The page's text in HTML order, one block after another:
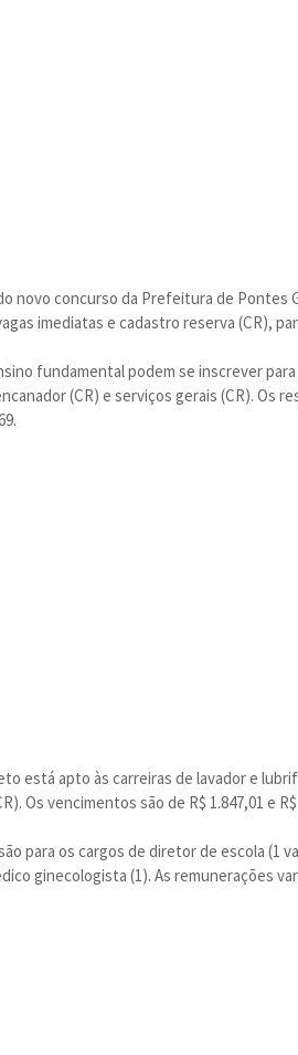
novo concurso da Prefeitura de Pontes
imediatas e cadastro reserva (CR),
fundamental podem se inscrever
(CR) e serviços gerais (CR). Os
está apto às carreiras de lavador e
Os vencimentos são de R$ 1.847,01 e R$
para os cargos de diretor de escola (1
ginecologista (1). As remunerações